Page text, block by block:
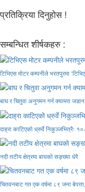
प्रतिक्रिया दिनुहोस !
सम्बन्धित शीर्षकहरु :
टिभिएस मोटर कम्पनीले भरतपुरमा
बाघ र चितुवा अनुगमन गर्न क्यामरा जडान
दाह्रा काटिएको ध्रुर्वे निकुञ्जभित्रैः
नदी तटीय क्षेत्रमा बाघको सङ्ख्या धेरै
चितवनबाट गत एक वर्षमा ८९ जना